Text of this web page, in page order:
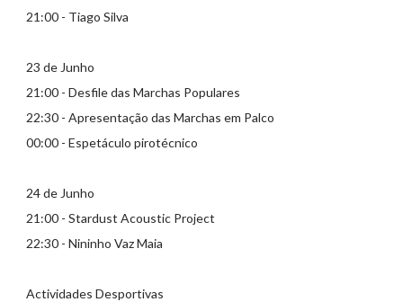
21:00 - Tiago Silva
23 de Junho
21:00 - Desfile das Marchas Populares
22:30 - Apresentação das Marchas em Palco
00:00 - Espetáculo pirotécnico
24 de Junho
21:00 - Stardust Acoustic Project
22:30 - Nininho Vaz Maia
Actividades Desportivas